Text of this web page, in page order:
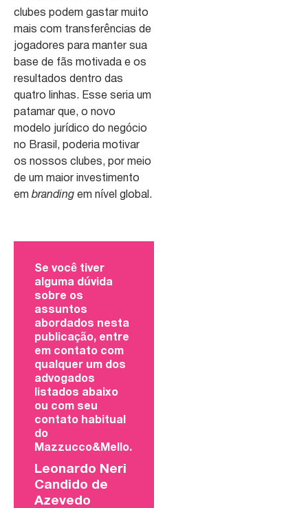
clubes podem gastar muito
mais com transferências de
jogadores para manter sua
base de fãs motivada e os
resultados dentro das
quatro linhas. Esse seria um
patamar que, o novo
modelo jurídico do negócio
no Brasil, poderia motivar
os nossos clubes, por meio
de um maior investimento
em branding em nível global.
Se você tiver
alguma dúvida
sobre os
assuntos
abordados nesta
publicação, entre
em contato com
qualquer um dos
advogados
listados abaixo
ou com seu
contato habitual
do
Mazzucco&Mello.
Leonardo Neri
Candido de
Azevedo